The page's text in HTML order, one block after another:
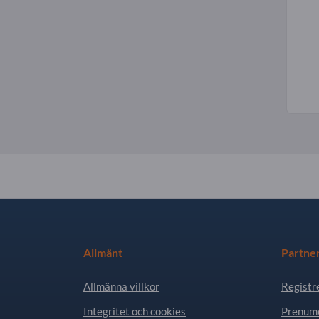
Allmänt
Allmänna villkor
Integritet och cookies